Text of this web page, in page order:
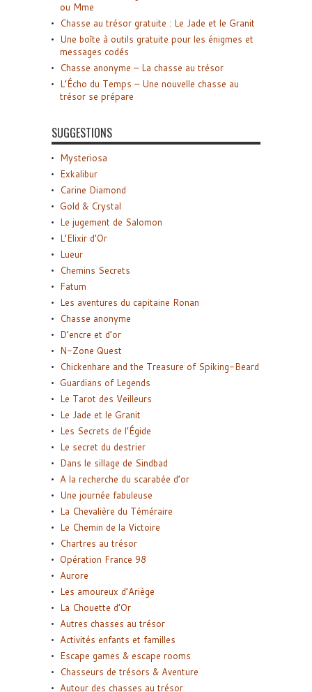
ou Mme
Chasse au trésor gratuite : Le Jade et le Granit
Une boîte à outils gratuite pour les énigmes et
messages codés
Chasse anonyme – La chasse au trésor
L’Écho du Temps – Une nouvelle chasse au
trésor se prépare
SUGGESTIONS
Mysteriosa
Exkalibur
Carine Diamond
Gold & Crystal
Le jugement de Salomon
L’Elixir d’Or
Lueur
Chemins Secrets
Fatum
Les aventures du capitaine Ronan
Chasse anonyme
D’encre et d’or
N-Zone Quest
Chickenhare and the Treasure of Spiking-Beard
Guardians of Legends
Le Tarot des Veilleurs
Le Jade et le Granit
Les Secrets de l’Égide
Le secret du destrier
Dans le sillage de Sindbad
A la recherche du scarabée d’or
Une journée fabuleuse
La Chevalière du Téméraire
Le Chemin de la Victoire
Chartres au trésor
Opération France 98
Aurore
Les amoureux d’Ariège
La Chouette d’Or
Autres chasses au trésor
Activités enfants et familles
Escape games & escape rooms
Chasseurs de trésors & Aventure
Autour des chasses au trésor